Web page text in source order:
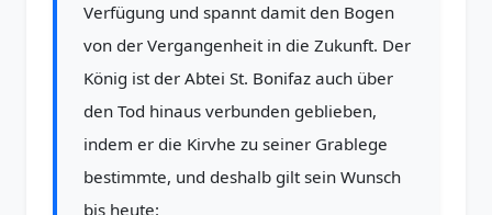
Verfügung und spannt damit den Bogen
von der Vergangenheit in die Zukunft. Der
König ist der Abtei St. Bonifaz auch über
den Tod hinaus verbunden geblieben,
indem er die Kirvhe zu seiner Grablege
bestimmte, und deshalb gilt sein Wunsch
bis heute: